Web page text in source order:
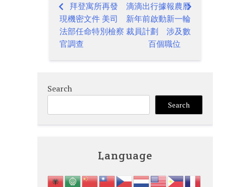
Post
navigation
拜登寓所再發
現機密文件 美司
法部任命特別檢察
官調查
滴滴出行據報農曆
新年前啟動新一輪
裁員計劃 涉及數
百個職位
Search
Search
Language